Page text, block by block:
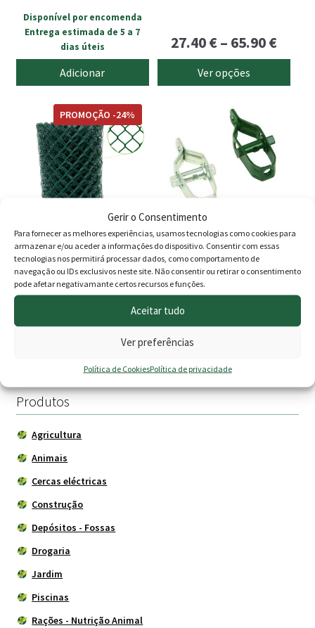
Gerir o Consentimento
Para fornecer as melhores experiências, usamos tecnologias como cookies para
armazenar e/ou aceder a informações do dispositivo. Consentir com essas
tecnologias nos permitirá processar dados, como comportamento de
navegação ou IDs exclusivos neste site. Não consentir ou retirar o consentimento
pode afetar negativamante certos recursos e funções.
Aceitar tudo
Ver preferências
Política de CookiesPolítica de privacidade
preço
original
era:
7.45 €.
preço
atual
é:
5.95 €.
Disponível por encomenda
Entrega estimada de 5 a 7
dias úteis
Adicionar
27.40€– 65.90€Price
27.40
Ver opções
page
Rede malha elástica
plastificada verde 50 x 14 x
11 (Rolo 25mts)
PROMOÇÃO -24%
€Price
range:
36.75 €
through
134.00 €
product
multiple
variants.
may
be
chosen
on
the
Esticador Ramada
0.60
Price
range:
0.90 €
multiple
variants.
The
options
be
chosen
on
the
product
Produtos
Agricultura
Animais
Cercas eléctricas
Construção
Depósitos - Fossas
Drogaria
Jardim
Piscinas
Rações - Nutrição Animal